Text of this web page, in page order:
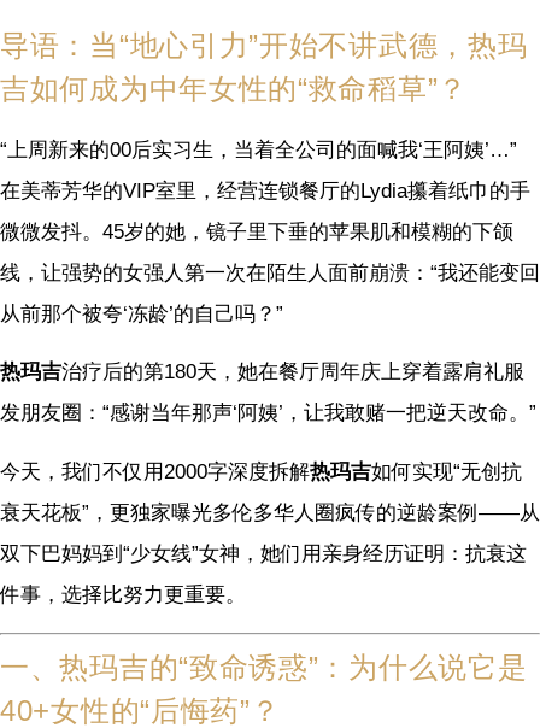
导语：当“地心引力”开始不讲武德，热玛
吉如何成为中年女性的“救命稻草”？
“上周新来的00后实习生，当着全公司的面喊我‘王阿姨’…”
在美蒂芳华的VIP室里，经营连锁餐厅的Lydia攥着纸巾的手
微微发抖。45岁的她，镜子里下垂的苹果肌和模糊的下颌
线，让强势的女强人第一次在陌生人面前崩溃：“我还能变回
从前那个被夸‘冻龄’的自己吗？”
热玛吉治疗后的第180天，她在餐厅周年庆上穿着露肩礼服
发朋友圈：“感谢当年那声‘阿姨’，让我敢赌一把逆天改命。”
今天，我们不仅用2000字深度拆解热玛吉如何实现“无创抗
衰天花板”，更独家曝光多伦多华人圈疯传的逆龄案例——从
双下巴妈妈到“少女线”女神，她们用亲身经历证明：抗衰这
件事，选择比努力更重要。
一、热玛吉的“致命诱惑”：为什么说它是
40+女性的“后悔药”？